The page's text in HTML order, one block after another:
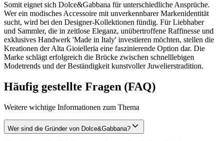
Somit eignet sich Dolce&Gabbana für unterschiedliche Ansprüche.
Wer ein modisches Accessoire mit unverkennbarer Markenidentität
sucht, wird bei den Designer-Kollektionen fündig. Für Liebhaber
und Sammler, die in zeitlose Eleganz, unübertroffene Raffinesse und
exklusives Handwerk 'Made in Italy' investieren möchten, stellen die
Kreationen der Alta Gioielleria eine faszinierende Option dar. Die
Marke schlägt erfolgreich die Brücke zwischen schnelllebigen
Modetrends und der Beständigkeit kunstvoller Juwelierstradition.
Häufig gestellte Fragen (FAQ)
Weitere wichtige Informationen zum Thema
Wer sind die Gründer von Dolce&Gabbana?